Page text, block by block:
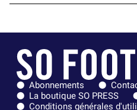
Abonnements
La boutique SO PRESS
Conditions générales